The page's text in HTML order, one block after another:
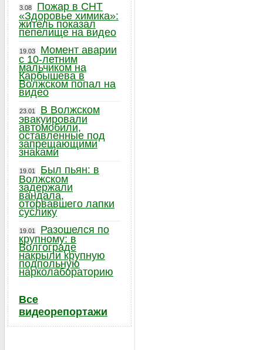
3.08
Пожар в СНТ
«Здоровье химика»:
житель показал
пепелище на видео
19.03
Момент аварии
с 10-летним
мальчиком на
Карбышева в
Волжском попал на
видео
23.01
В Волжском
эвакуировали
автомобили,
оставленные под
запрещающими
знаками
19.01
Был пьян: в
Волжском
задержали
вандала,
оторвавшего лапки
суслику
19.01
Разошелся по
крупному: в
Волгограде
накрыли крупную
подпольную
нарколабораторию
Все
видеорепортажи